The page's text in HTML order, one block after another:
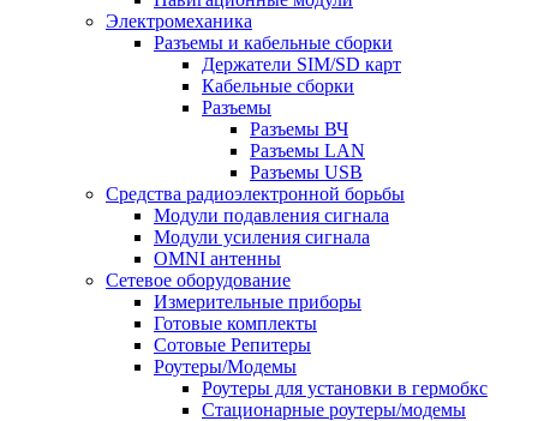
Электромеханика
Разъемы и кабельные сборки
Держатели SIM/SD карт
Кабельные сборки
Разъемы
Разъемы ВЧ
Разъемы LAN
Разъемы USB
Средства радиоэлектронной борьбы
Модули подавления сигнала
Модули усиления сигнала
OMNI антенны
Сетевое оборудование
Измерительные приборы
Готовые комплекты
Сотовые Репитеры
Роутеры/Модемы
Роутеры для установки в гермобкс
Стационарные роутеры/модемы